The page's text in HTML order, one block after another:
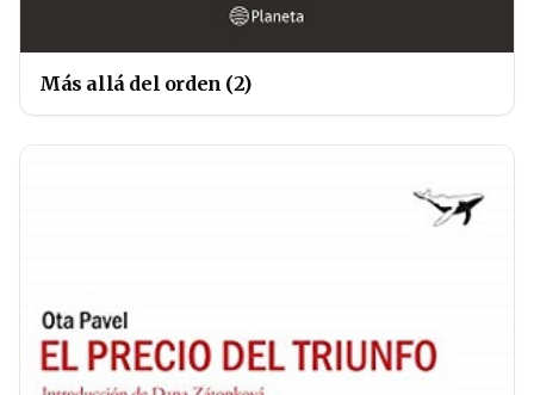
Más allá del orden (2)